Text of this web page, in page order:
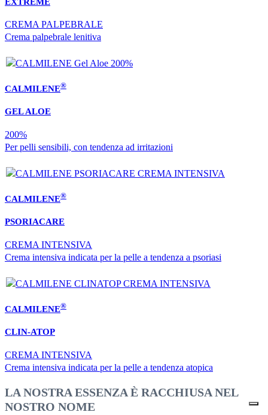
CREMA PALPEBRALE
Crema palpebrale lenitiva
CALMILENE®
GEL ALOE
200%
Per pelli sensibili, con tendenza ad irritazioni
CALMILENE®
PSORIACARE
CREMA INTENSIVA
Crema intensiva indicata per la pelle a tendenza a psoriasi
CALMILENE®
CLIN-ATOP
CREMA INTENSIVA
Crema intensiva indicata per la pelle a tendenza atopica
LA NOSTRA ESSENZA È RACCHIUSA NEL
NOSTRO NOME